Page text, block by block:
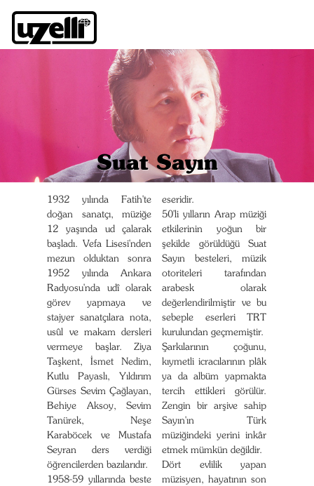
Suat Sayın
1932 yılında Fatih'te
doğan sanatçı, müziğe
12 yaşında ud çalarak
başladı. Vefa Lisesi'nden
mezun olduktan sonra
1952 yılında Ankara
Radyosu'nda udî olarak
görev yapmaya ve
stajyer sanatçılara nota,
usûl ve makam dersleri
vermeye başlar. Ziya
Taşkent, İsmet Nedim,
Kutlu Payaslı, Yıldırım
Gürses Sevim Çağlayan,
Behiye Aksoy, Sevim
Tanürek, Neşe
Karaböcek ve Mustafa
Seyran ders verdiği
öğrencilerden bazılarıdır.
1958-59 yıllarında beste
eseridir.
50'li yılların Arap müziği
etkilerinin yoğun bir
şekilde görüldüğü Suat
Sayın besteleri, müzik
otoriteleri tarafından
arabesk olarak
değerlendirilmiştir ve bu
sebeple eserleri TRT
kurulundan geçmemiştir.
Şarkılarının çoğunu,
kıymetli icracılarının plâk
ya da albüm yapmakta
tercih ettikleri görülür.
Zengin bir arşive sahip
Sayın'ın Türk
müziğindeki yerini inkâr
etmek mümkün değildir.
Dört evlilik yapan
müzisyen, hayatının son